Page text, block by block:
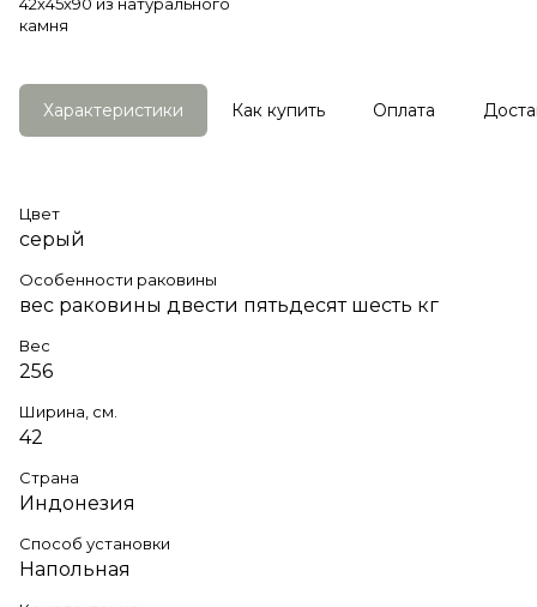
камня
Характеристики Как купить Оплата
Цвет
серый
Особенности раковины
вес раковины двести пятьдесят шесть кг
Вес
256
Ширина, см.
42
Страна
Индонезия
Способ установки
Напольная